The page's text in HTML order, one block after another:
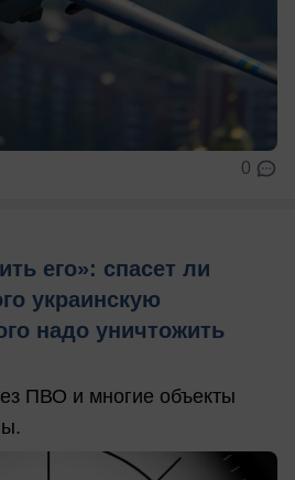
0
его»: спасет ли
украинскую
надо уничтожить
ПВО и многие объекты